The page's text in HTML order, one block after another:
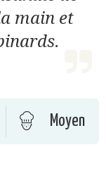
main et
Moyen